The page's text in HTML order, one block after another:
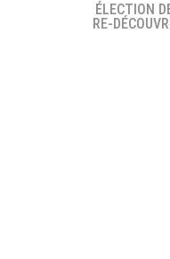
ÉLECTION
RE-